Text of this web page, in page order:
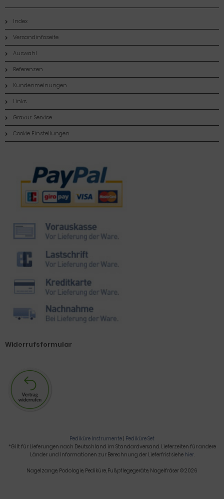
Index
Versandinfoseite
Auswahl
Referenzen
Kundenmeinungen
Links
Gravur-Service
Cookie Einstellungen
Zahlungsmethoden
Widerrufsformular
Pediküre Instrumente | Pediküre Set
*Gilt für Lieferungen nach Deutschland im Standardversand. Lieferzeiten für andere
Länder und Informationen zur Berechnung der Lieferfrist siehe hier.
Nagelzange, Podologie, Pediküre, Fußpflegegeräte, Nagelfräser © 2026